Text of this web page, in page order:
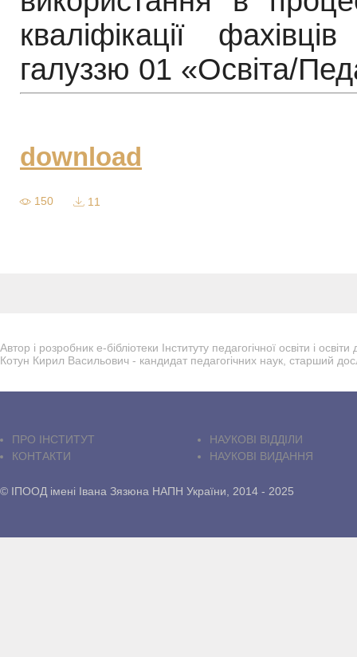
кваліфікації
галуззю 01 «Освіта/
download
150 11
Автор і розробник е-бібліотеки Інституту педагогічної освіти і
Котун Кирил Васильович - кандидат педагогічних наук, старший
ПРО IНСТИТУТ
КОНТАКТИ
НАУКОВІ ВІДДІЛИ
НАУКОВІ ВИДАННЯ
© ІПООД імені Івана Зязюна НАПН України, 2014 - 2025